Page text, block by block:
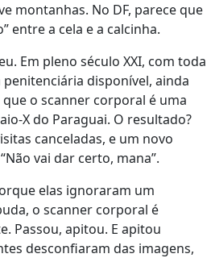
montanhas. No DF, parece que
entre a cela e a calcinha.
Em pleno século XXI, com toda
disponível, ainda
o scanner corporal é uma
X do Paraguai. O resultado?
canceladas, e um novo
vai dar certo, mana”.
elas ignoraram um
o scanner corporal é
Passou, apitou. E apitou
desconfiaram das imagens,